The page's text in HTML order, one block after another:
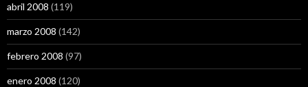
abril 2008 (119)
marzo 2008 (142)
febrero 2008 (97)
enero 2008 (120)